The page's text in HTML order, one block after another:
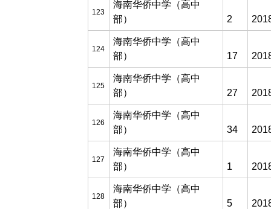
123
海南华侨中学（高中
部）
2
124
海南华侨中学（高中
部）
17
125
海南华侨中学（高中
部）
27
126
海南华侨中学（高中
部）
34
127
海南华侨中学（高中
部）
1
128
海南华侨中学（高中
部）
5